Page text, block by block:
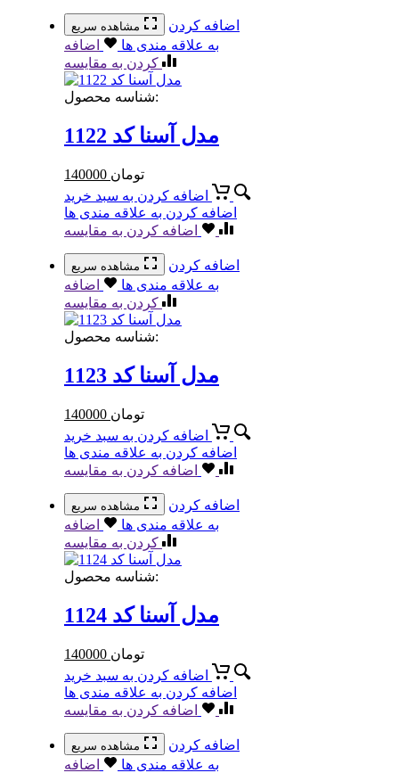
مشاهده سریع
اضافه کردن
به علاقه مندی ها
اضافه
کردن به مقایسه
شناسه محصول:
مدل آسنا کد 1122
140000 تومان
اضافه کردن به سبد خرید
اضافه کردن به علاقه مندی ها
اضافه کردن به مقایسه
مشاهده سریع
اضافه کردن
به علاقه مندی ها
اضافه
کردن به مقایسه
شناسه محصول:
مدل آسنا کد 1123
140000 تومان
اضافه کردن به سبد خرید
اضافه کردن به علاقه مندی ها
اضافه کردن به مقایسه
مشاهده سریع
اضافه کردن
به علاقه مندی ها
اضافه
کردن به مقایسه
شناسه محصول:
مدل آسنا کد 1124
140000 تومان
اضافه کردن به سبد خرید
اضافه کردن به علاقه مندی ها
اضافه کردن به مقایسه
مشاهده سریع
اضافه کردن
به علاقه مندی ها
اضافه